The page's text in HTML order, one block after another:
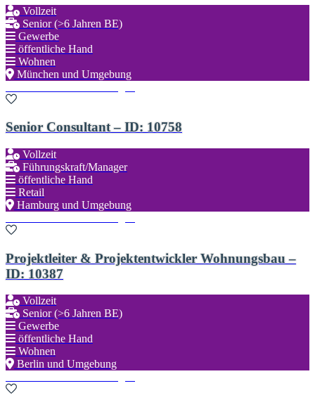
Vollzeit
Senior (>6 Jahren BE)
Gewerbe
öffentliche Hand
Wohnen
München und Umgebung
Senior Consultant – ID: 10758
Vollzeit
Führungskraft/Manager
öffentliche Hand
Retail
Hamburg und Umgebung
Projektleiter & Projektentwickler Wohnungsbau –
ID: 10387
Vollzeit
Senior (>6 Jahren BE)
Gewerbe
öffentliche Hand
Wohnen
Berlin und Umgebung